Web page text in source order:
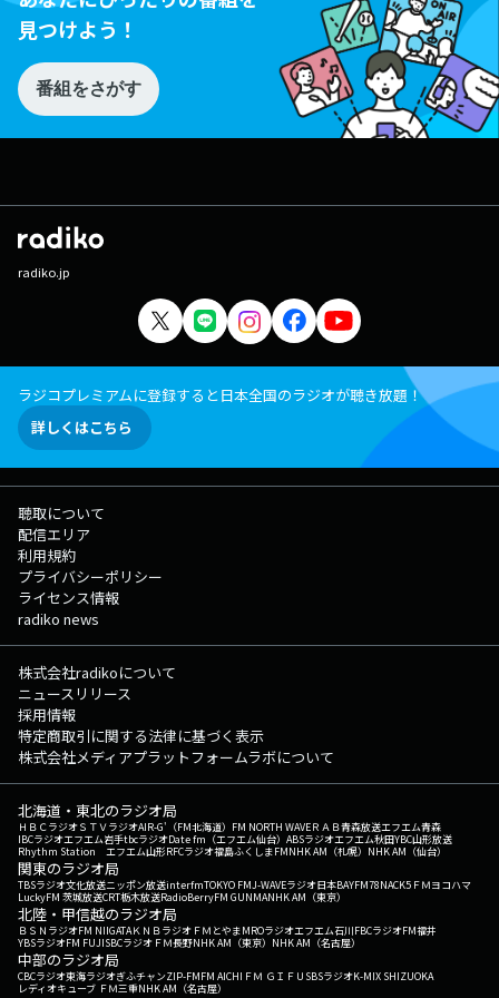
見つけよう！
番組をさがす
radiko.jp
ラジコプレミアムに登録すると日本全国のラジオが聴き放題！
詳しくはこちら
聴取について
配信エリア
利用規約
プライバシーポリシー
ライセンス情報
radiko news
株式会社radikoについて
ニュースリリース
採用情報
特定商取引に関する法律に基づく表示
株式会社メディアプラットフォームラボについて
北海道・東北のラジオ局
ＨＢＣラジオＳＴＶラジオAIR-G'（FM北海道） FM NORTH WAVEＲＡＢ青森放送エフエム青森
IBCラジオエフエム岩手tbcラジオDate fm（エフエム仙台） ABSラジオエフエム秋田YBC山形放送
Rhythm Station エフエム山形RFCラジオ福島ふくしまFMNHK AM（札幌） NHK AM（仙台）
関東のラジオ局
TBSラジオ文化放送ニッポン放送interfmTOKYO FMJ-WAVEラジオ日本BAYFM78NACK5 ＦＭヨコハマ
LuckyFM 茨城放送CRT栃木放送RadioBerryFM GUNMANHK AM（東京）
北陸・甲信越のラジオ局
ＢＳＮラジオFM NIIGATAＫＮＢラジオ ＦＭとやまMROラジオエフエム石川FBCラジオFM福井
YBSラジオFM FUJISBCラジオ ＦＭ長野NHK AM（東京） NHK AM（名古屋）
中部のラジオ局
CBCラジオ東海ラジオぎふチャンZIP-FMFM AICHI ＦＭ ＧＩＦＵ SBSラジオK-MIX SHIZUOKA
レディオキューブ ＦＭ三重NHK AM（名古屋）